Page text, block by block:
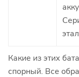
Какие из этих
спорный. Все